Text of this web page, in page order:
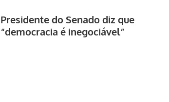
Presidente do Senado diz que
“democracia é inegociável”